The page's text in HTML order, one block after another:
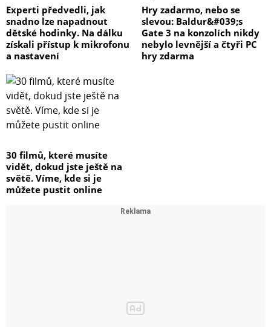
Experti předvedli, jak
snadno lze napadnout
dětské hodinky. Na dálku
získali přístup k mikrofonu
a nastavení
Hry zadarmo, nebo se
slevou: Baldur&#039;s
Gate 3 na konzolích nikdy
nebylo levnější a čtyři PC
hry zdarma
30 filmů, které musíte
vidět, dokud jste ještě na
světě. Víme, kde si je
můžete pustit online